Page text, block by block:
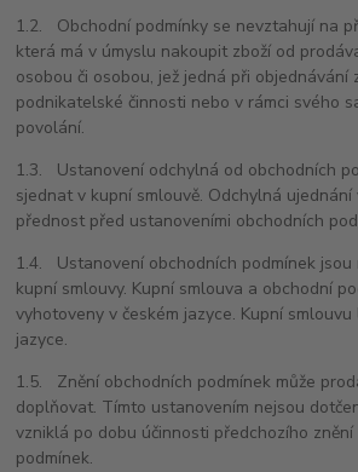
1.2. Obchodní podmínky se nevztahují na
která má v úmyslu nakoupit zboží od
osobou či osobou, jež jedná při objednávání
podnikatelské činnosti nebo v rámci svého
povolání.
1.3. Ustanovení odchylná od obchodních
sjednat v kupní smlouvě. Odchylná
přednost před ustanoveními obchodních
1.4. Ustanovení obchodních podmínek jsou
kupní smlouvy. Kupní smlouva a obchodní
vyhotoveny v českém jazyce. Kupní
jazyce.
1.5. Znění obchodních podmínek může
doplňovat. Tímto ustanovením nejsou
vzniklá po dobu účinnosti předchozího
podmínek.